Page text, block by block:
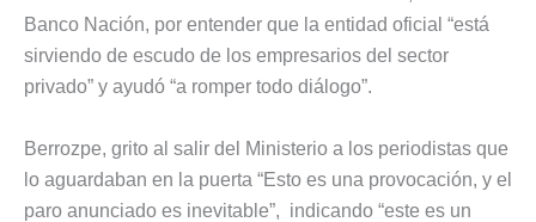
Banco Nación, por entender que la entidad oficial “está
sirviendo de escudo de los empresarios del sector
privado” y ayudó “a romper todo diálogo”.
Berrozpe, grito al salir del Ministerio a los periodistas que
lo aguardaban en la puerta “Esto es una provocación, y el
paro anunciado es inevitable”, indicando “este es un